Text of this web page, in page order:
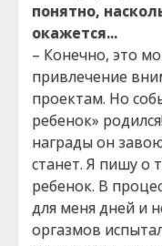
понятно,
окажется...
– Конечно, это
привлечение
проектам. Но
ребенок»
награды он
станет. Я пишу о
ребенок. В
для меня дней и
оргазмов